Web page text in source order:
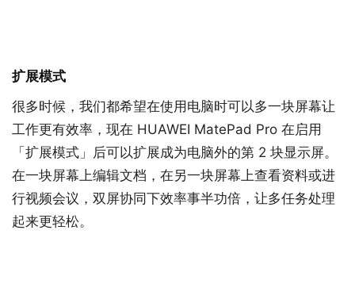
扩展模式
很多时候，我们都希望在使用电脑时可以多一块屏幕让
工作更有效率，现在 HUAWEI MatePad Pro 在启用
「扩展模式」后可以扩展成为电脑外的第 2 块显示屏。
在一块屏幕上编辑文档，在另一块屏幕上查看资料或进
行视频会议，双屏协同下效率事半功倍，让多任务处理
起来更轻松。